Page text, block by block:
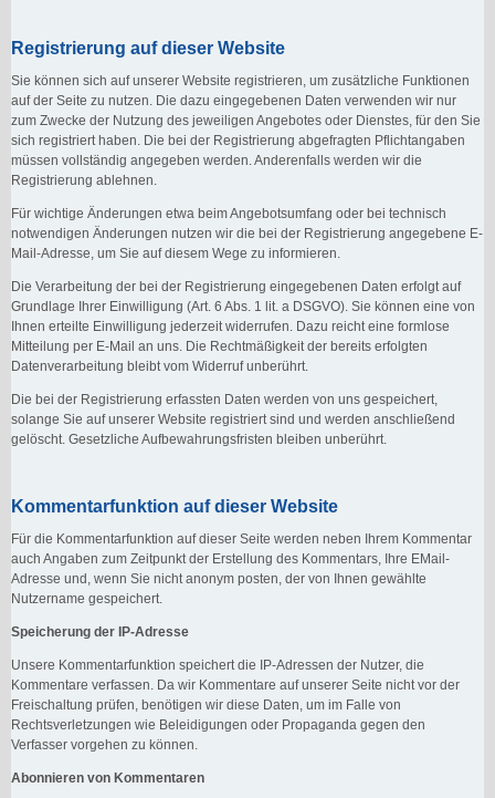
Registrierung auf dieser Website
Sie können sich auf unserer Website registrieren, um zusätzliche Funktionen
auf der Seite zu nutzen. Die dazu eingegebenen Daten verwenden wir nur
zum Zwecke der Nutzung des jeweiligen Angebotes oder Dienstes, für den Sie
sich registriert haben. Die bei der Registrierung abgefragten Pflichtangaben
müssen vollständig angegeben werden. Anderenfalls werden wir die
Registrierung ablehnen.
Für wichtige Änderungen etwa beim Angebotsumfang oder bei technisch
notwendigen Änderungen nutzen wir die bei der Registrierung angegebene E-
Mail-Adresse, um Sie auf diesem Wege zu informieren.
Die Verarbeitung der bei der Registrierung eingegebenen Daten erfolgt auf
Grundlage Ihrer Einwilligung (Art. 6 Abs. 1 lit. a DSGVO). Sie können eine von
Ihnen erteilte Einwilligung jederzeit widerrufen. Dazu reicht eine formlose
Mitteilung per E-Mail an uns. Die Rechtmäßigkeit der bereits erfolgten
Datenverarbeitung bleibt vom Widerruf unberührt.
Die bei der Registrierung erfassten Daten werden von uns gespeichert,
solange Sie auf unserer Website registriert sind und werden anschließend
gelöscht. Gesetzliche Aufbewahrungsfristen bleiben unberührt.
Kommentarfunktion auf dieser Website
Für die Kommentarfunktion auf dieser Seite werden neben Ihrem Kommentar
auch Angaben zum Zeitpunkt der Erstellung des Kommentars, Ihre EMail-
Adresse und, wenn Sie nicht anonym posten, der von Ihnen gewählte
Nutzername gespeichert.
Speicherung der IP-Adresse
Unsere Kommentarfunktion speichert die IP-Adressen der Nutzer, die
Kommentare verfassen. Da wir Kommentare auf unserer Seite nicht vor der
Freischaltung prüfen, benötigen wir diese Daten, um im Falle von
Rechtsverletzungen wie Beleidigungen oder Propaganda gegen den
Verfasser vorgehen zu können.
Abonnieren von Kommentaren